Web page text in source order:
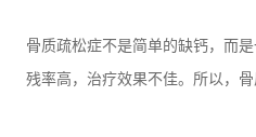
骨质疏松症不是简单的缺钙，而
残率高，治疗效果不佳。所以，